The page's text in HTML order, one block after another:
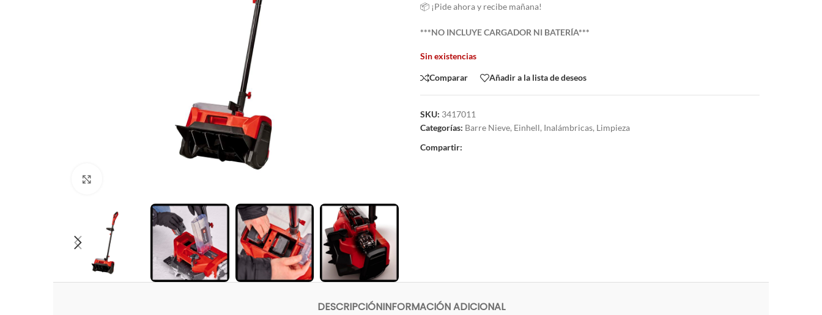
📦 ¡Pide ahora y recibe mañana!
***NO INCLUYE CARGADOR NI BATERÍA***
Sin existencias
Comparar Añadir a la lista de deseos
SKU: 3417011
Categorías: Barre Nieve, Einhell, Inalámbricas, Limpieza
Compartir:
DESCRIPCIÓNINFORMACIÓN ADICIONAL